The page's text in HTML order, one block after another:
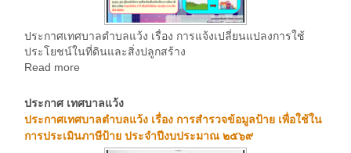
ประกาศเทศบาลตำบลแว้ง เรื่อง การแจ้งเปลี่ยนแปลงการใช้
ประโยชน์ในที่ดินและสิ่งปลูกสร้าง
Read more
ประกาศ เทศบาลแว้ง
ประกาศเทศบาลตำบลแว้ง เรื่อง การสำรวจข้อมูลป้าย เพื่อใช้ใน
การประเมินภาษีป้าย ประจำปีงบประมาณ ๒๕๖๙